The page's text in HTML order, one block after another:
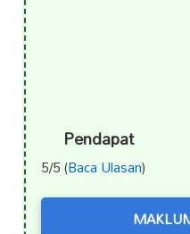
Pendapat
5/5 (Baca Ulasan)